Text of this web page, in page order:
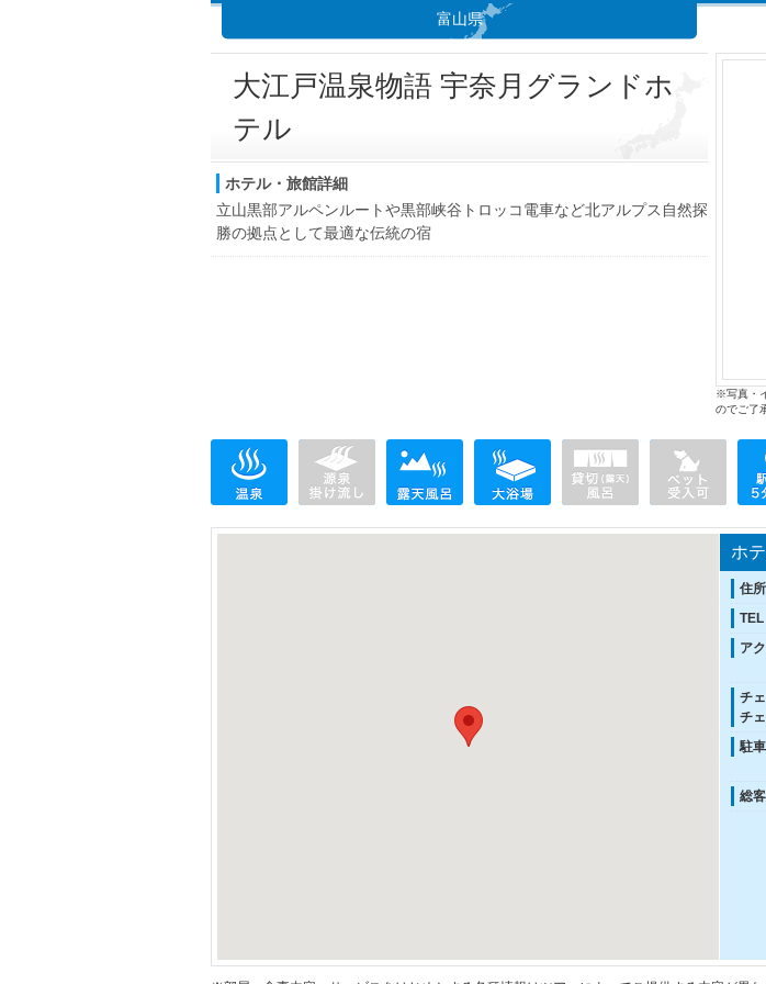
富山県
大江戸温泉物語 宇奈月グランドホ
テル
ホテル・旅館詳細
立山黒部アルペンルートや黒部峡谷トロッコ電車など北アルプス自然探
勝の拠点として最適な伝統の宿
※写真・
のでご了
ホ
住所
TEL
ア
チ
チ
駐
総